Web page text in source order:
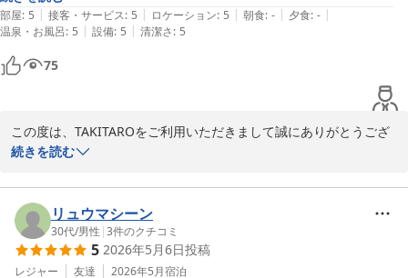
部屋: 5 | 接客・サービス: 5 | ロケーション: 5 | 朝食: - | 夕食: - |
温泉・お風呂: 5 | 設備: 5 | 清潔さ: 5
75
この度は、TAKITAROをご利用いただきまして誠にありがとうござ
いました。
快適に過ごせたとのことでよかったです。また、高評価いただけて
嬉しい限りです。口コミ投稿を励みにこれからもスタッフ一同頑張
って参ります。これからもお客様の別荘感覚でご利用いただけたら
幸いです。またのご宿泊心より歓迎申し上げます。
続きを読む
リュウマシーン
30代/男性 |3件のクチコミ
5 2026年5月6日投稿
レジャー 友達 2026年5月宿泊